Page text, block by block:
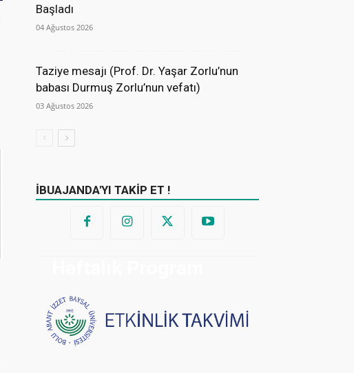
Başladı
04 Ağustos 2026
Taziye mesajı (Prof. Dr. Yaşar Zorlu’nun
babası Durmuş Zorlu’nun vefatı)
03 Ağustos 2026
İBUAJANDA'YI TAKİP ET !